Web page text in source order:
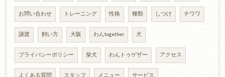
お問い合わせ トレーニング 性格 種類 しつけ チワワ
譲渡 飼い方 大阪 わんtogether 犬
プライバシーポリシー 柴犬 わんトゥゲザー アクセス